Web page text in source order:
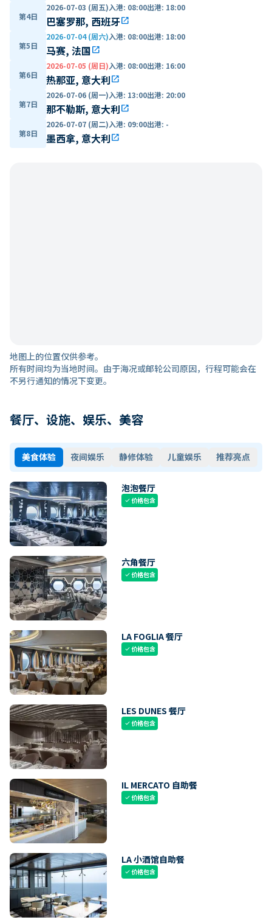
第4日
2026-07-03 (周五)入港: 08:00出港: 18:00
巴塞罗那, 西班牙open_in_new
第5日
2026-07-04 (周六)入港: 08:00出港: 18:00
马赛, 法国open_in_new
第6日
2026-07-05 (周日)入港: 08:00出港: 16:00
热那亚, 意大利open_in_new
第7日
2026-07-06 (周一)入港: 13:00出港: 20:00
那不勒斯, 意大利open_in_new
第8日
2026-07-07 (周二)入港: 09:00出港: -
墨西拿, 意大利open_in_new
地图上的位置仅供参考。
所有时间均为当地时间。由于海况或邮轮公司原因，行程可能会在
不另行通知的情况下变更。
餐厅、设施、娱乐、美容
美食体验 夜间娱乐 静修体验 儿童娱乐 推荐亮点
泡泡餐厅
check价格包含
六角餐厅
check价格包含
LA FOGLIA 餐厅
check价格包含
LES DUNES 餐厅
check价格包含
IL MERCATO 自助餐
check价格包含
LA 小酒馆自助餐
check价格包含